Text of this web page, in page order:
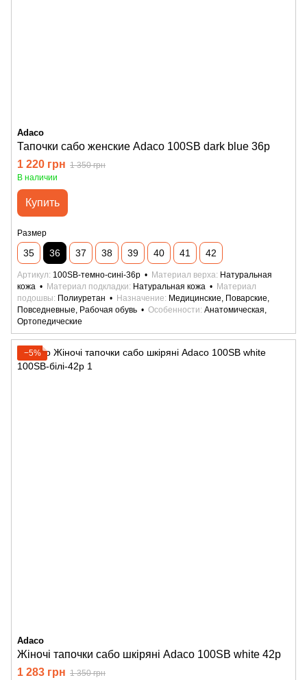
Adaco
Тапочки сабо женские Adaco 100SB dark blue 36р
1 220 грн 1 350 грн
В наличии
Купить
Размер
35 36 37 38 39 40 41 42
Артикул 100SB-темно-сині-36р Материал верха Натуральная
кожа
Материал подкладки Натуральная кожа
Материал
подошвы
Полиуретан Назначение
Медицинские, Поварские,
Повседневные, Рабочая обувь
Особенности Анатомическая,
Ортопедические
−5%
Adaco
Жіночі тапочки сабо шкіряні Adaco 100SB white 42р
1 283 грн 1 350 грн